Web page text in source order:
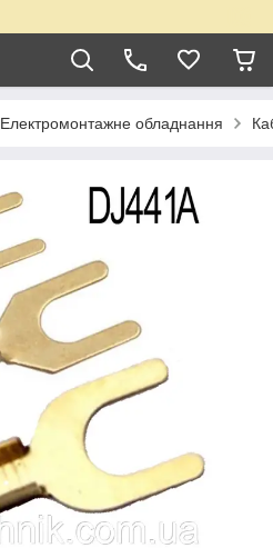
Електромонтажне обладнання